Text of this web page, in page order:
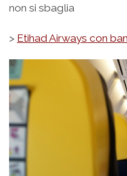
non si sbaglia
> Etihad Airways con